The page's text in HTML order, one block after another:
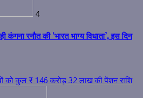
4
रनौत की ‘भारत भाग्य विधाता’, इस दिन
को कुल ₹ 146 करोड़ 32 लाख की पेंशन राशि